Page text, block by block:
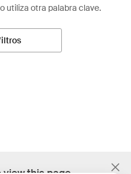
utiliza otra palabra clave.